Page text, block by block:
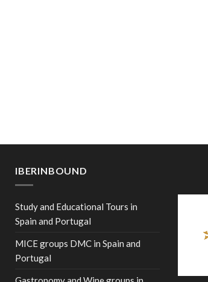
IBERINBOUND
Study and Educational Tours in
Spain and Portugal
MICE groups DMC in Spain and
Portugal